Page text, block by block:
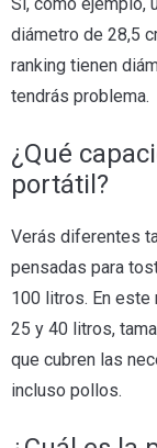
diámetro de 28,5
ranking tienen
tendrás problema.
¿Qué
portátil?
Verás diferentes
pensadas para
100 litros. En este
25 y 40 litros,
que cubren las
incluso pollos.